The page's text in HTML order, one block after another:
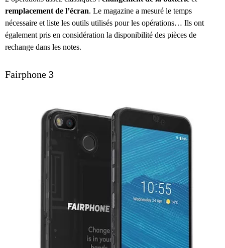
remplacement de l’écran. Le magazine a mesuré le temps
nécessaire et liste les outils utilisés pour les opérations… Ils ont
également pris en considération la disponibilité des pièces de
rechange dans les notes.
Fairphone 3